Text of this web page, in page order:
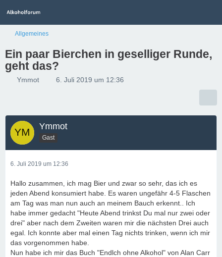
Allgemeines
Ein paar Bierchen in geselliger Runde,
geht das?
Ymmot 6. Juli 2019 um 12:36
Ymmot
Gast
6. Juli 2019 um 12:36
Hallo zusammen, ich mag Bier und zwar so sehr, das ich es
jeden Abend konsumiert habe. Es waren ungefähr 4-5 Flaschen
am Tag was man nun auch an meinem Bauch erkennt.. Ich
habe immer gedacht "Heute Abend trinkst Du mal nur zwei oder
drei" aber nach dem Zweiten waren mir die nächsten Drei auch
egal. Ich konnte aber mal einen Tag nichts trinken, wenn ich mir
das vorgenommen habe.
Nun habe ich mir das Buch "Endlch ohne Alkohol" von Alan Carr